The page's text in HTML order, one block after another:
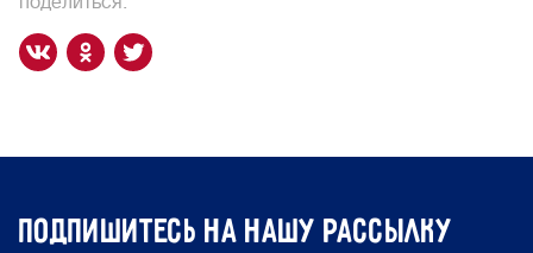
подпишитесь на нашу рассылку